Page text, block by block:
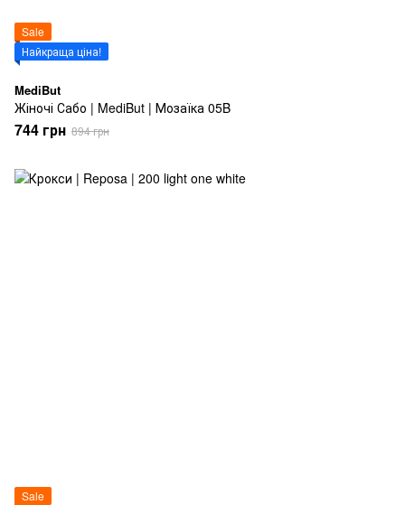
Sale
Найкраща ціна!
MediBut
Жіночі Сабо | MediBut | Мозаїка 05B
744 грн 894 грн
Sale